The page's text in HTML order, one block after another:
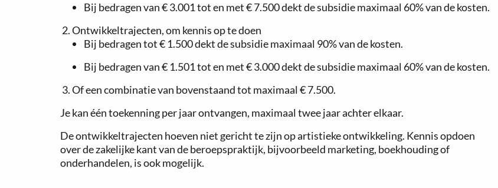
Bij bedragen van € 3.001 tot en met € 7.500 dekt de subsidie maximaal 60% van de kosten.
Ontwikkeltrajecten, om kennis op te doen
Bij bedragen tot € 1.500 dekt de subsidie maximaal 90% van de kosten.
Bij bedragen van € 1.501 tot en met € 3.000 dekt de subsidie maximaal 60% van de kosten.
Of een combinatie van bovenstaand tot maximaal € 7.500.
Je kan één toekenning per jaar ontvangen, maximaal twee jaar achter elkaar.
De ontwikkeltrajecten hoeven niet gericht te zijn op artistieke ontwikkeling. Kennis opdoen
over de zakelijke kant van de beroepspraktijk, bijvoorbeeld marketing, boekhouding of
onderhandelen, is ook mogelijk.